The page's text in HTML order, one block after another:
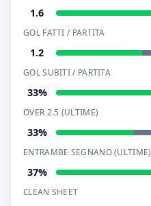
1.6
GOL FATTI / PARTITA
1.2
GOL SUBITI / PARTITA
33%
OVER 2.5 (ULTIME)
33%
ENTRAMBE SEGNANO (ULTIME)
37%
CLEAN SHEET